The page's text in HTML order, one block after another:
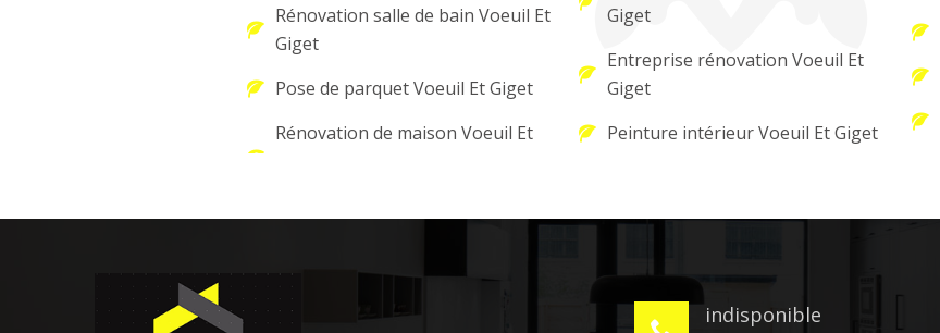
Rénovation salle de bain Voeuil Et
Giget
Pose de parquet Voeuil Et Giget
Rénovation de maison Voeuil Et
Giget
Entreprise rénovation Voeuil Et
Giget
Peinture intérieur Voeuil Et Giget
indisponible